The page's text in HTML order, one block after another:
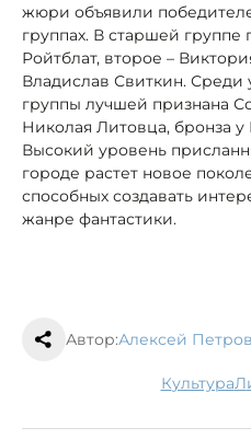
жюри объявили
группах. В старшей
Ройтблат, второе –
Владислав Свиткин. Среди
группы лучшей признана
Николая Литовца, бронза
Высокий уровень
городе растет новое
способных создавать
жанре фантастики.
Автор:Алексей Петров
культура